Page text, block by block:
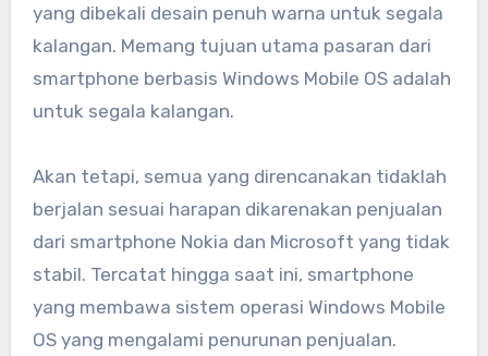
yang dibekali desain penuh warna untuk segala
kalangan. Memang tujuan utama pasaran dari
smartphone berbasis Windows Mobile OS adalah
untuk segala kalangan.
Akan tetapi, semua yang direncanakan tidaklah
berjalan sesuai harapan dikarenakan penjualan
dari smartphone Nokia dan Microsoft yang tidak
stabil. Tercatat hingga saat ini, smartphone
yang membawa sistem operasi Windows Mobile
OS yang mengalami penurunan penjualan.